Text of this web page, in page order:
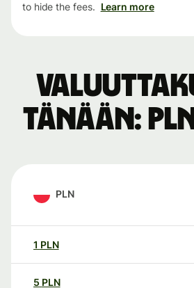
to hide the fees. Learn more
tänään: PLN
PLN
1 PLN
5 PLN